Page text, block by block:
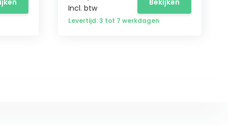
Incl. btw
Levertijd: 3 tot 7 werkdagen